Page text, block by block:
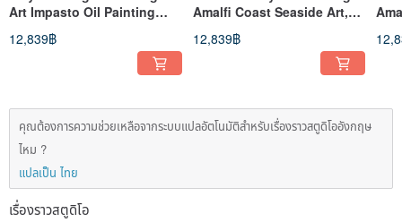
Art Impasto Oil Painting
16x20 inches (40cm * 50cm
12,839฿
Amalfi Coast Seaside Art,
16x20 Impressionist Marin
12,839฿
คุณต้องการความช่วยเหลือจากระบบแปลอัตโนมัติสำหรับเรื่องราวสตูดิโออังกฤษ
ไหม ?
แปลเป็น ไทย
เรื่องราวสตูดิโอ